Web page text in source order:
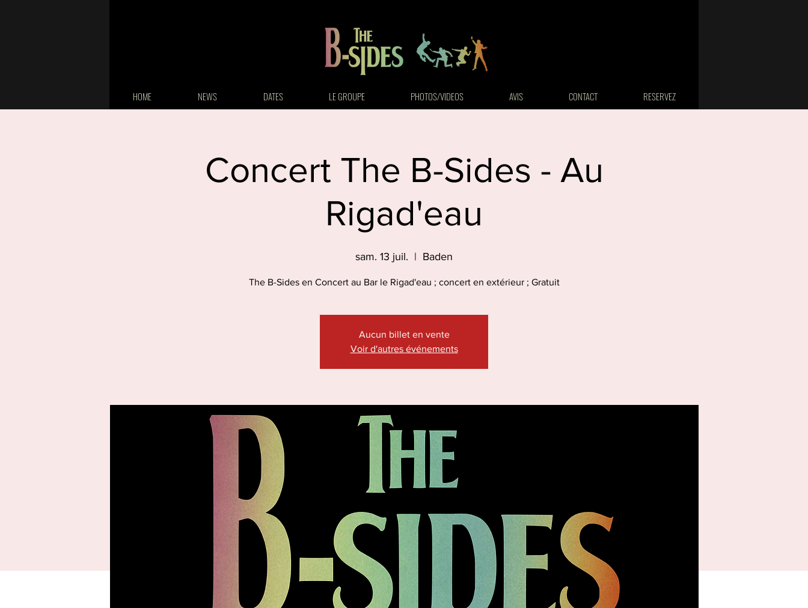
HOME NEWS DATES LE GROUPE PHOTOS/VIDEOS AVIS CONTACT RESERVEZ
Concert The B-Sides - Au
Rigad'eau
sam. 13 juil.
  |
Baden
The B-Sides en Concert au Bar le Rigad'eau ; concert en extérieur ; Gratuit
Aucun billet en vente
Voir d'autres événements